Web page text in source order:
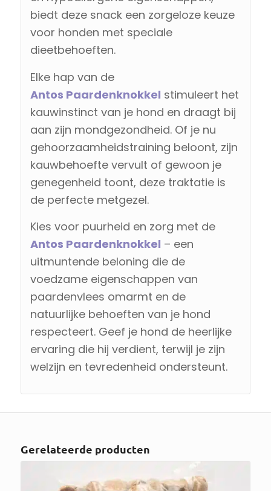
biedt deze snack een zorgeloze keuze
voor honden met speciale
dieetbehoeften.
Elke hap van de
Antos Paardenknokkel stimuleert het
kauwinstinct van je hond en draagt bij
aan zijn mondgezondheid. Of je nu
gehoorzaamheidstraining beloont, zijn
kauwbehoefte vervult of gewoon je
genegenheid toont, deze traktatie is
de perfecte metgezel.
Kies voor puurheid en zorg met de
Antos Paardenknokkel – een
uitmuntende beloning die de
voedzame eigenschappen van
paardenvlees omarmt en de
natuurlijke behoeften van je hond
respecteert. Geef je hond de heerlijke
ervaring die hij verdient, terwijl je zijn
welzijn en tevredenheid ondersteunt.
Gerelateerde producten